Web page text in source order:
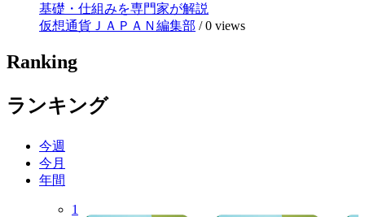
基礎・仕組みを専門家が解説
仮想通貨ＪＡＰＡＮ編集部 /0 views
Ranking
ランキング
今週
今月
年間
1